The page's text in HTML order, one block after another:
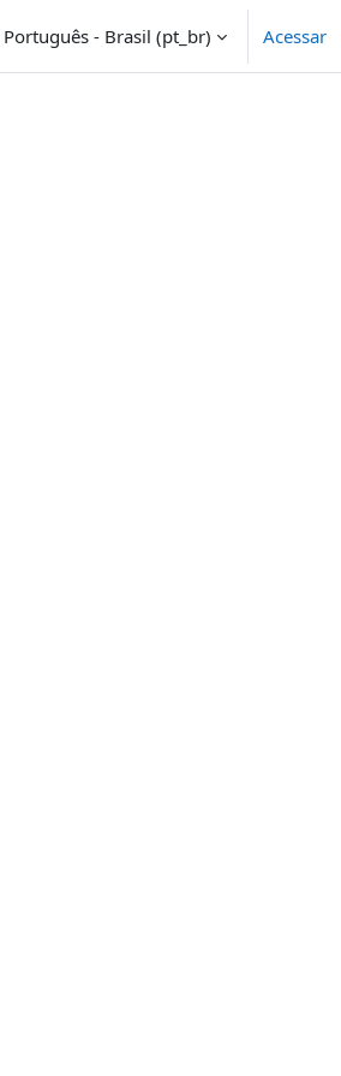
Português - Brasil ‎(pt_br)‎ Acessar